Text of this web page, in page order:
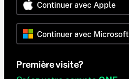
Continuer avec Apple
Continuer avec Microsoft
Première visite?